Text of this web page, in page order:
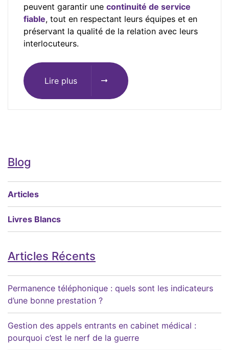
peuvent garantir une continuité de service
fiable, tout en respectant leurs équipes et en
préservant la qualité de la relation avec leurs
interlocuteurs.
Lire plus
Blog
Articles
Livres Blancs
Articles Récents
Permanence téléphonique : quels sont les indicateurs
d’une bonne prestation ?
Gestion des appels entrants en cabinet médical :
pourquoi c’est le nerf de la guerre